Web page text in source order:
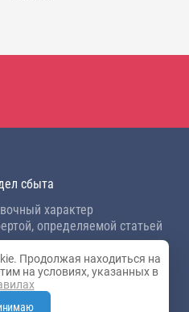
сбыта
характер
определяемой статьей
404
Продолжая находиться на
на условиях, указанных в